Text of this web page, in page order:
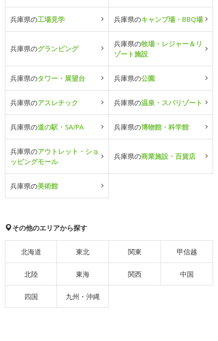
兵庫県の工場見学 兵庫県のキャンプ場・BBQ場
兵庫県のグランピング
兵庫県の牧場・レジャー＆リ
ゾート施設
兵庫県のタワー・展望台 兵庫県の公園
兵庫県のアスレチック 兵庫県の温泉・スパリゾート
兵庫県の道の駅・SA/PA 兵庫県の博物館・科学館
兵庫県のアウトレット・ショ
ッピングモール
兵庫県の商業施設・百貨店
兵庫県の美術館
その他のエリアから探す
北海道 東北 関東 甲信越
北陸 東海 関西 中国
四国 九州・沖縄